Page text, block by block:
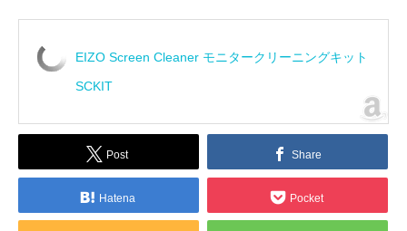
EIZO Screen Cleaner モニタークリーニングキット
SCKIT
Post Share
Hatena Pocket